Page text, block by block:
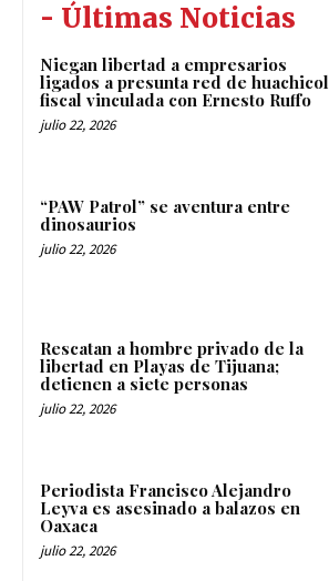
- Últimas Noticias
Niegan libertad a empresarios
ligados a presunta red de huachicol
fiscal vinculada con Ernesto Ruffo
julio 22, 2026
“PAW Patrol” se aventura entre
dinosaurios
julio 22, 2026
Rescatan a hombre privado de la
libertad en Playas de Tijuana;
detienen a siete personas
julio 22, 2026
Periodista Francisco Alejandro
Leyva es asesinado a balazos en
Oaxaca
julio 22, 2026